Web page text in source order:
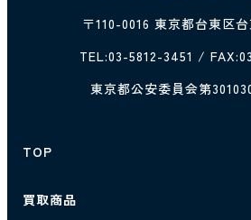
〒110-0016 東京都台東区
TEL:03-5812-3451 /
東京都公安委員会第
TOP
買取商品